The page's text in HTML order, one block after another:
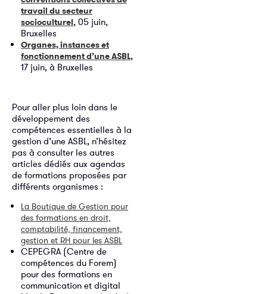
travail du secteur
socioculturel, 05 juin,
Bruxelles
Organes, instances et
fonctionnement d’une ASBL,
17 juin, à Bruxelles
Pour aller plus loin dans le
développement des
compétences essentielles à la
gestion d’une ASBL, n’hésitez
pas à consulter les autres
articles dédiés aux agendas
de formations proposées par
différents organismes :
La Boutique de Gestion pour
des formations en droit,
comptabilité, financement,
gestion et RH pour les ASBL
CEPEGRA (Centre de
compétences du Forem)
pour des formations en
communication et digital